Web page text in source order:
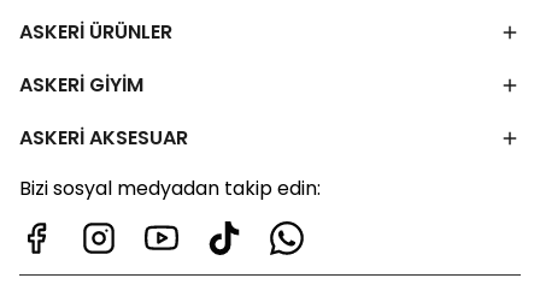
ASKERİ ÜRÜNLER
ASKERİ GİYİM
ASKERİ AKSESUAR
Bizi sosyal medyadan takip edin: